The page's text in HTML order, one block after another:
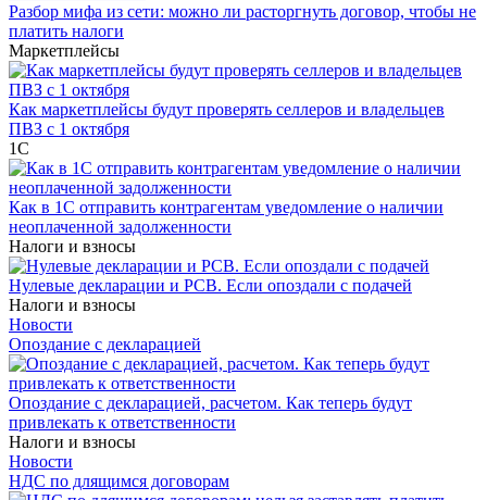
Разбор мифа из сети: можно ли расторгнуть договор, чтобы не
платить налоги
Маркетплейсы
Как маркетплейсы будут проверять селлеров и владельцев
ПВЗ с 1 октября
1С
Как в 1С отправить контрагентам уведомление о наличии
неоплаченной задолженности
Налоги и взносы
Нулевые декларации и РСВ. Если опоздали с подачей
Налоги и взносы
Новости
Опоздание с декларацией
Опоздание с декларацией, расчетом. Как теперь будут
привлекать к ответственности
Налоги и взносы
Новости
НДС по длящимся договорам